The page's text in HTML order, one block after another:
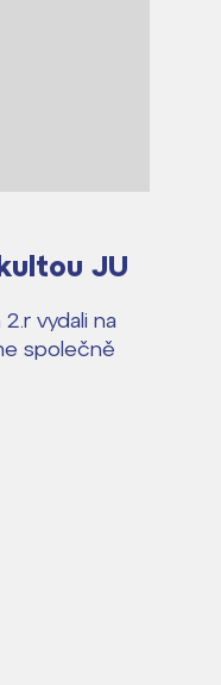
JU
vydali na
společně